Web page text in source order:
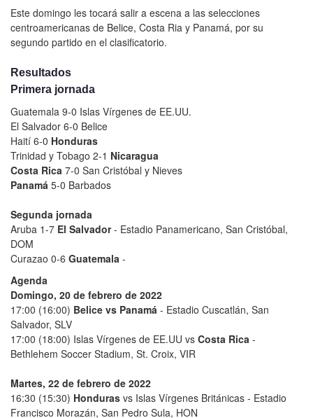
Este domingo les tocará salir a escena a las selecciones
centroamericanas de Belice, Costa Ria y Panamá, por su
segundo partido en el clasificatorio.
Resultados
Primera jornada
Guatemala 9-0 Islas Vírgenes de EE.UU.
El Salvador 6-0 Belice
Haití 6-0 Honduras
Trinidad y Tobago 2-1 Nicaragua
Costa Rica 7-0 San Cristóbal y Nieves
Panamá 5-0 Barbados
Segunda jornada
Aruba 1-7 El Salvador- Estadio Panamericano, San Cristóbal,
DOM
Curazao 0-6 Guatemala -
Agenda
Domingo, 20 de febrero de 2022
17:00 (16:00) Belice vs Panamá - Estadio Cuscatlán, San
Salvador, SLV
17:00 (18:00) Islas Vírgenes de EE.UU vs Costa Rica -
Bethlehem Soccer Stadium, St. Croix, VIR
Martes, 22 de febrero de 2022
16:30 (15:30) Honduras vs Islas Vírgenes Británicas - Estadio
Francisco Morazán, San Pedro Sula, HON